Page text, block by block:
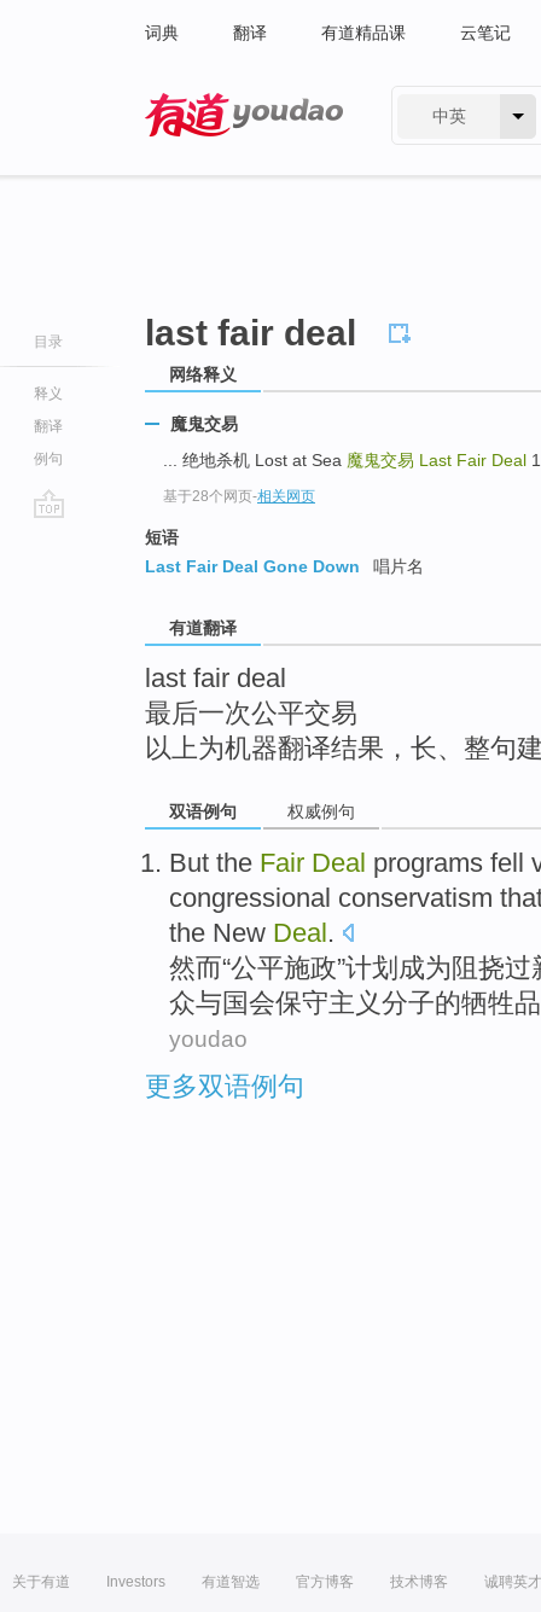
词典 翻译 有道精品课 云笔记
中英
目录
释义
翻译
例句
last fair deal
网络释义
魔鬼交易
... 绝地杀机 Lost at Sea 魔鬼交易 Last Fair Deal
基于28个网页-相关网页
短语
Last Fair Deal Gone Down
唱片名
有道翻译
last fair deal
最后一次公平交易
以上为机器翻译结果，长、整句
双语例句 权威例句
But the Fair Deal programs fell
congressional conservatism
the New Deal.
然而“公平施政”计划 成为阻挠过
众与国会保守主义分子的牺牲品
youdao
更多双语例句
关于有道 Investors 有道智选 官方博客 技术博客 诚聘英才